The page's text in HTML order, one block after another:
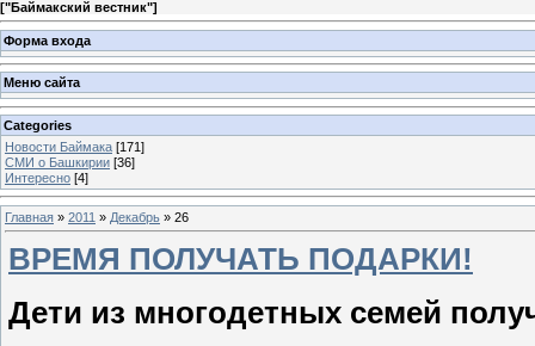
["Баймакский вестник"]
Форма входа
Меню сайта
Categories
Новости Баймака [171]
СМИ о Башкирии [36]
Интересно [4]
Главная » 2011 » Декабрь » 26
ВРЕМЯ ПОЛУЧАТЬ ПОДАРКИ!
Дети из многодетных семей